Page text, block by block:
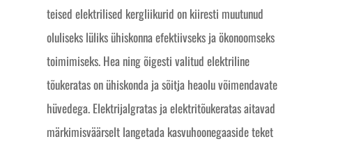
teised elektrilised kergliikurid on kiiresti muutunud
oluliseks lüliks ühiskonna efektiivseks ja ökonoomseks
toimimiseks. Hea ning õigesti valitud elektriline
tõukeratas on ühiskonda ja sõitja heaolu võimendavate
hüvedega. Elektrijalgratas ja elektritõukeratas aitavad
märkimisväärselt langetada kasvuhoonegaaside teket